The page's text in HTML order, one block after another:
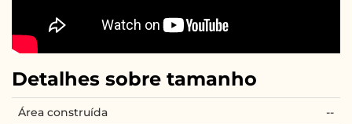
Detalhes sobre tamanho
Área construída --